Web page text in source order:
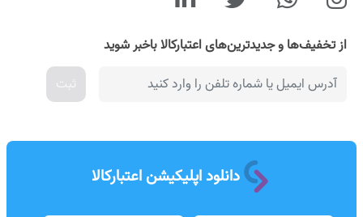
از تخفیف‌ها و جدیدترین‌های اعتبارکالا باخبر شوید
ثبت
دانلود اپلیکیشن اعتبارکالا